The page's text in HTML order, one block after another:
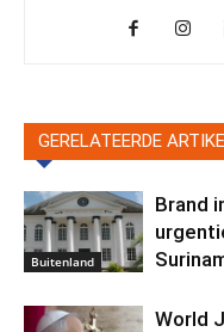
GERELATEERDE
Buitenland
Brand
World